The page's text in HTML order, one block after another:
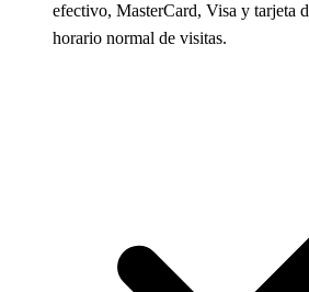
efectivo, MasterCard, Visa y tarjeta
horario normal de visitas.